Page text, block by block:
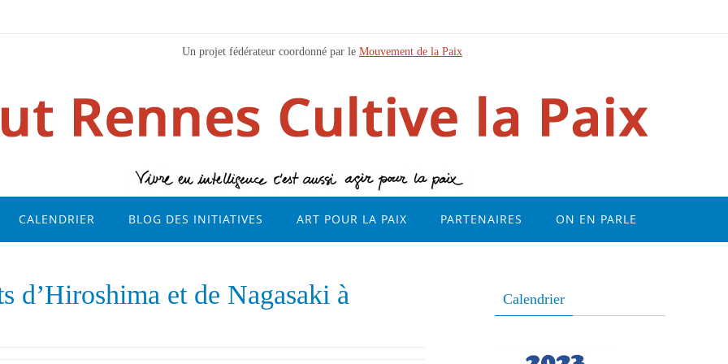
Un projet fédérateur coordonné par le Mouvement de la Paix
CALENDRIER BLOG DES INITIATIVES ART POUR LA PAIX PARTENAIRES ON EN PARLE
d’Hiroshima et de Nagasaki à
Calendrier